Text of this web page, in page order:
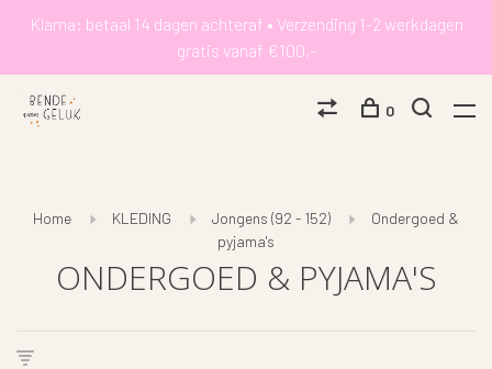
Klarna: betaal 14 dagen achteraf • Verzending 1-2 werkdagen
gratis vanaf €100,-
0
Home KLEDING Jongens (92 - 152)
Ondergoed &
pyjama's
ONDERGOED & PYJAMA'S